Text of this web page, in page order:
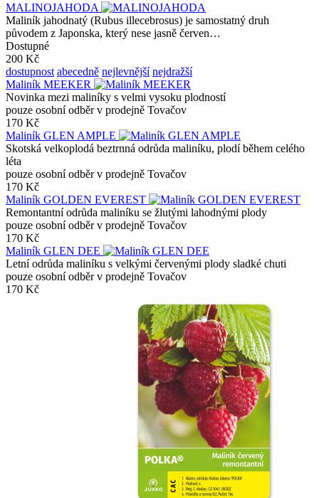
MALINOJAHODA
Maliník jahodnatý (Rubus illecebrosus) je samostatný druh
původem z Japonska, který nese jasně červen…
Dostupné
200 Kč
dostupnost abecedně nejlevnější nejdražší
Maliník MEEKER
Novinka mezi maliníky s velmi vysoku plodností
pouze osobní odběr v prodejně Tovačov
170 Kč
Maliník GLEN AMPLE
Skotská velkoplodá beztrnná odrůda maliníku, plodí během celého
léta
pouze osobní odběr v prodejně Tovačov
170 Kč
Maliník GOLDEN EVEREST
Remontantní odrůda maliníku se žlutými lahodnými plody
pouze osobní odběr v prodejně Tovačov
170 Kč
Maliník GLEN DEE
Letní odrůda maliníku s velkými červenými plody sladké chuti
pouze osobní odběr v prodejně Tovačov
170 Kč